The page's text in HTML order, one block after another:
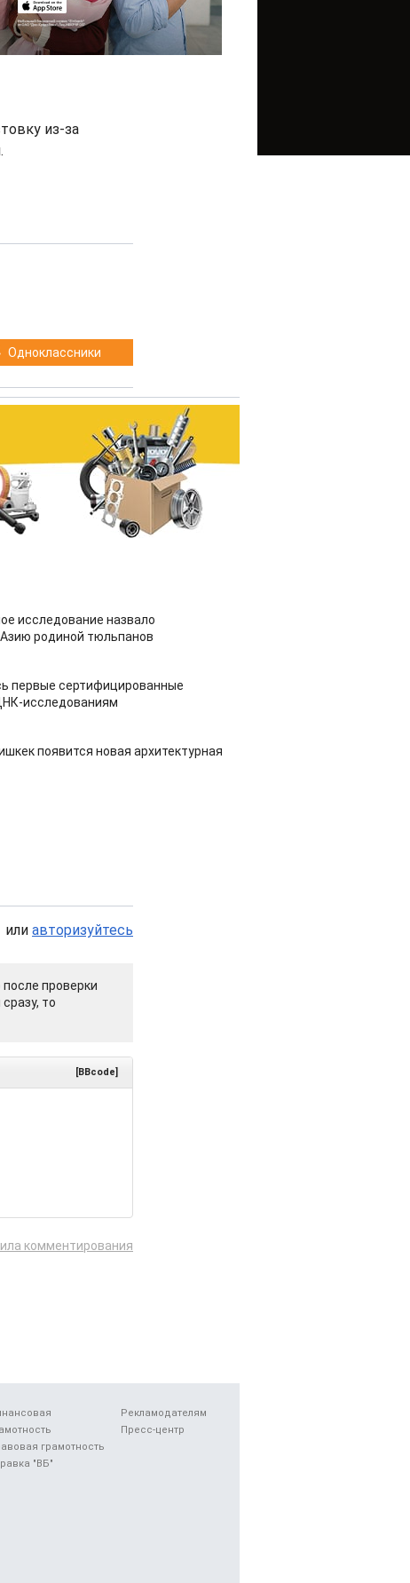
из-за
Одноклассники
исследование назвало
родиной тюльпанов
первые сертифицированные
исследованиям
появится новая архитектурная
или авторизуйтесь
проверки
то
[BBcode]
комментирования
грамотность
"ВБ"
Рекламодателям
Пресс-центр